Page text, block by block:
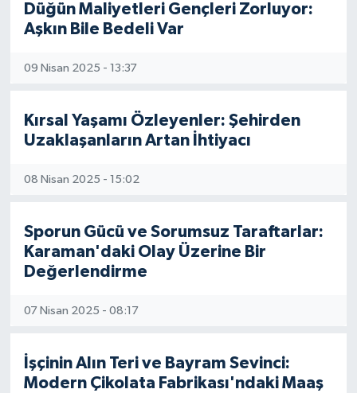
Düğün Maliyetleri Gençleri Zorluyor:
Aşkın Bile Bedeli Var
09 Nisan 2025 - 13:37
Kırsal Yaşamı Özleyenler: Şehirden
Uzaklaşanların Artan İhtiyacı
08 Nisan 2025 - 15:02
Sporun Gücü ve Sorumsuz Taraftarlar:
Karaman'daki Olay Üzerine Bir
Değerlendirme
07 Nisan 2025 - 08:17
İşçinin Alın Teri ve Bayram Sevinci:
Modern Çikolata Fabrikası'ndaki Maaş